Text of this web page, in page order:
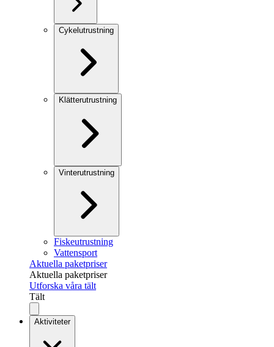
Cykelutrustning
Klätterutrustning
Vinterutrustning
Fiskeutrustning
Vattensport
Aktuella paketpriser
Aktuella paketpriser
Utforska våra tält
Tält
Aktiviteter